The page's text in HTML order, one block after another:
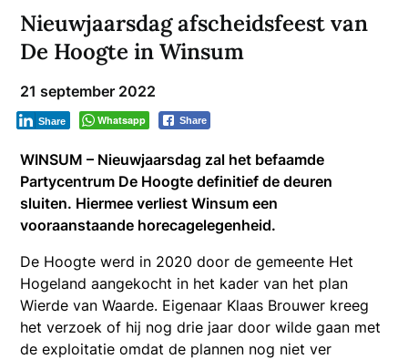
Nieuwjaarsdag afscheidsfeest van
De Hoogte in Winsum
21 september 2022
Whatsapp Share
Share
WINSUM – Nieuwjaarsdag zal het befaamde
Partycentrum De Hoogte definitief de deuren
sluiten. Hiermee verliest Winsum een
vooraanstaande horecagelegenheid.
De Hoogte werd in 2020 door de gemeente Het
Hogeland aangekocht in het kader van het plan
Wierde van Waarde. Eigenaar Klaas Brouwer kreeg
het verzoek of hij nog drie jaar door wilde gaan met
de exploitatie omdat de plannen nog niet ver